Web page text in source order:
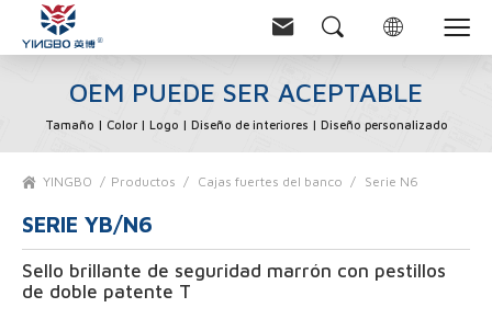
OEM PUEDE SER ACEPTABLE
Tamaño | Color | Logo | Diseño de interiores | Diseño personalizado
YINGBO Productos Cajas fuertes del banco Serie N6
SERIE YB/N6
Sello brillante de seguridad marrón con pestillos
de doble patente T